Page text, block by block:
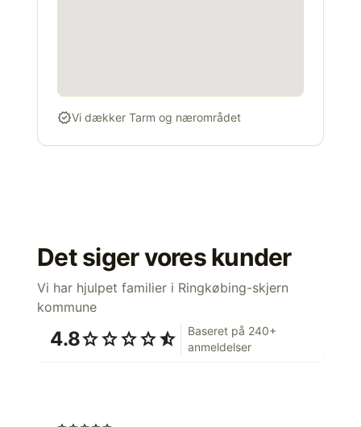
verifiedVi dækker Tarm og nærområdet
Det siger vores kunder
Vi har hjulpet familier i Ringkøbing-skjern
kommune
4.8starstarstarstarstar_half
Baseret på 240+
anmeldelser